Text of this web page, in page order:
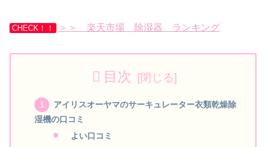
CHECK！！ ＞＞ 楽天市場 除湿器 ランキング
目次
アイリスオーヤマのサーキュレーター衣類乾燥除
湿機の口コミ
よい口コミ